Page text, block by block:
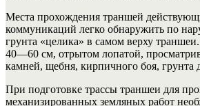
Места прохождения траншей
коммуникаций легко обнаружить по
грунта «целика» в самом верху
40—60 см, отрытом лопатой,
камней, щебня, кирпичного боя, грунта
При подготовке трассы траншеи для
механизированных земляных работ